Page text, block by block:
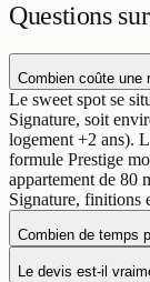
Questions sur
Combien coûte une
Le sweet spot se
Signature, soit
logement +2 ans).
formule Prestige
appartement de 80
Signature, finitions
Combien de temps
Le devis est-il